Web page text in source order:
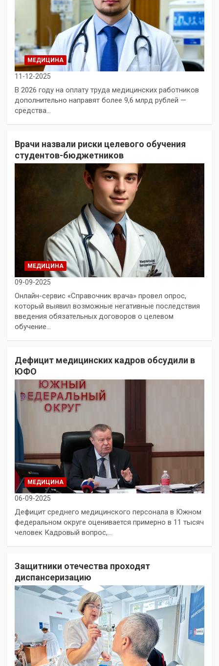
МЕДИЦИНА
11-12-2025
В 2026 году на оплату труда медицинских работников
дополнительно направят более 9,6 млрд рублей —
средства…
Врачи назвали риски целевого обучения
студентов-бюджетников
МЕДИЦИНА
09-09-2025
Онлайн-сервис «Справочник врача» провел опрос,
который выявил возможные негативные последствия
введения обязательных договоров о целевом
обучение…
Дефицит медицинских кадров обсудили в
ЮФО
МЕДИЦИНА
06-09-2025
Дефицит среднего медицинского персонала в Южном
федеральном округе оценивается примерно в 11 тысяч
человек Кадровый вопрос,…
Защитники отечества проходят
диспансеризацию